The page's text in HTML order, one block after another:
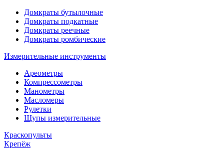
Домкраты бутылочные
Домкраты подкатные
Домкраты реечные
Домкраты ромбические
Измерительные инструменты
Ареометры
Компрессометры
Манометры
Масломеры
Рулетки
Щупы измерительные
Краскопульты
Крепёж